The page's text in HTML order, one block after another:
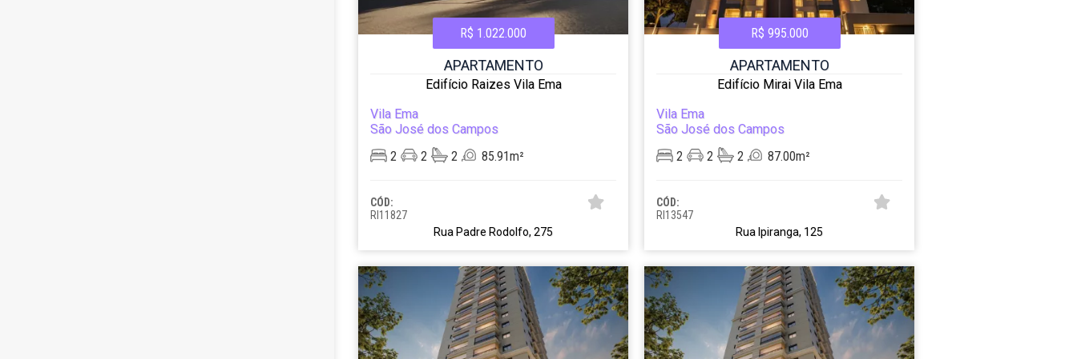
R$ 1.022.000
APARTAMENTO
Edifício Raizes Vila Ema
Vila Ema
São José dos Campos
2
2 2 85.91m²
CÓD:
RI11827
Rua Padre Rodolfo, 275
R$ 995.000
APARTAMENTO
Edifício Mirai Vila Ema
Vila Ema
São José dos Campos
2
2 2 87.00m²
CÓD:
RI13547
Rua Ipiranga, 125